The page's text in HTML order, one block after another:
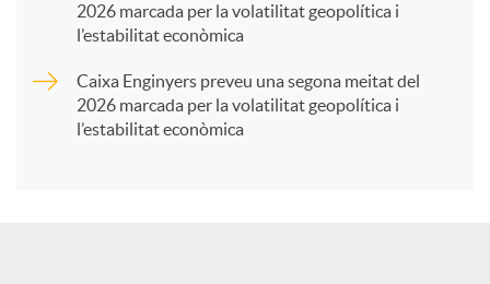
2026 marcada per la volatilitat geopolítica i
l’estabilitat econòmica
Caixa Enginyers preveu una segona meitat del
2026 marcada per la volatilitat geopolítica i
l’estabilitat econòmica